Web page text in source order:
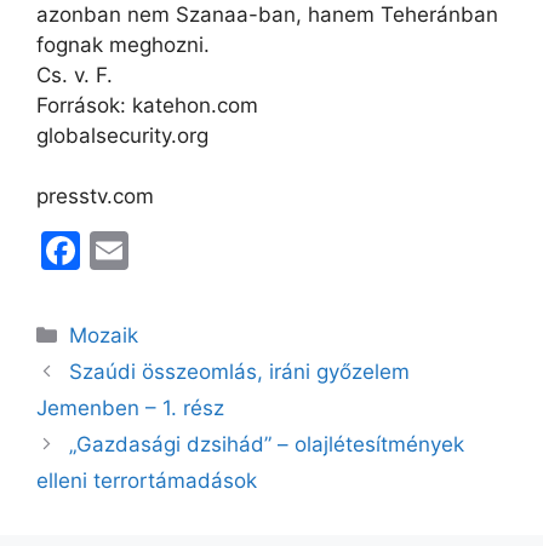
azonban nem Szanaa-ban, hanem Teheránban
fognak meghozni.
Cs. v. F.
Források: katehon.com
globalsecurity.org
presstv.com
F
c
e
b
o
o
ai
l
Kategória
Mozaik
Szaúdi összeomlás, iráni győzelem
Jemenben – 1. rész
„Gazdasági dzsihád” – olajlétesítmények
elleni terrortámadások